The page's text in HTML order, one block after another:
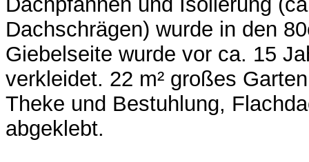
Dachschrägen) wurde in den
Giebelseite wurde vor ca. 15
verkleidet. 22 m² großes
Theke und Bestuhlung,
abgeklebt.